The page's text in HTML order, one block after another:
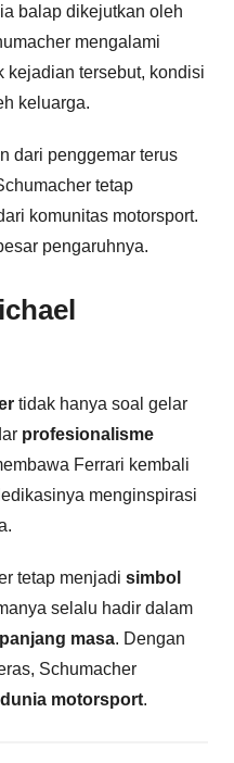
balap dikejutkan oleh
mengalami
kejadian tersebut, kondisi
keluarga.
dari penggemar terus
tetap
komunitas motorsport.
pengaruhnya.
tidak hanya soal gelar
profesionalisme
Ferrari kembali
menginspirasi
tetap menjadi simbol
selalu hadir dalam
masa. Dengan
Schumacher
motorsport.